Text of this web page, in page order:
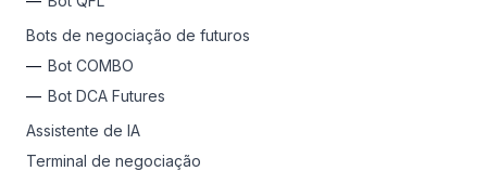
Bots de negociação de futuros
Bot COMBO
Bot DCA Futures
Assistente de IA
Terminal de negociação